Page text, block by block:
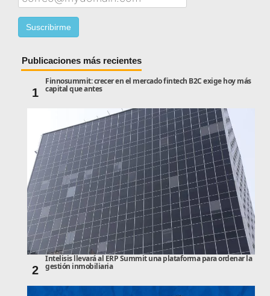
Publicaciones más recientes
1
Finnosummit: crecer en el mercado fintech B2C exige hoy más
capital que antes
2
Intelisis llevará al ERP Summit una plataforma para ordenar la
gestión inmobiliaria